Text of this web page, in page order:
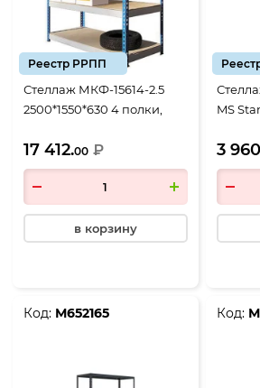
Реестр РРПП
Стеллаж МКФ-15614-2.5
2500*1550*630 4 полки,
17 412.00 ₽
в корзину
MS
3
Код: М652165 Код: